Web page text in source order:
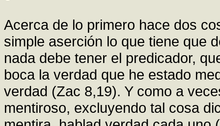
Acerca de lo primero hace dos
simple aserción lo que tiene que
nada debe tener el predicador,
boca la verdad que he estado
verdad (Zac 8,19). Y como a
mentiroso, excluyendo tal cosa